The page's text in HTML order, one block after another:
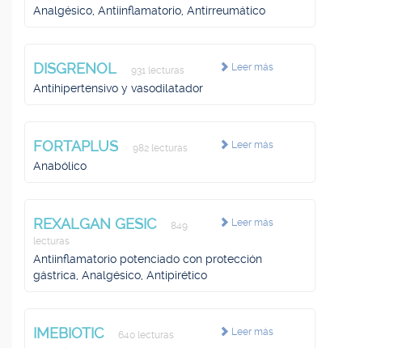
Analgésico, Antiinflamatorio, Antirreumático
Leer más
DISGRENOL 931 lecturas
Antihipertensivo y vasodilatador
Leer más
FORTAPLUS 982 lecturas
Anabólico
Leer más
REXALGAN GESIC
849
lecturas
Antiinflamatorio potenciado con protección
gástrica, Analgésico, Antipirético
Leer más
IMEBIOTIC 640 lecturas